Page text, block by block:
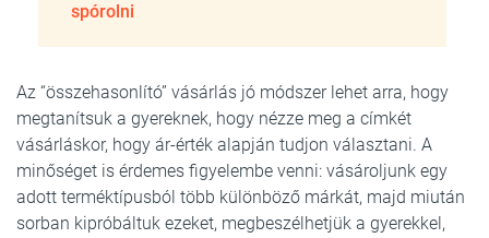
spórolni
Az “összehasonlító” vásárlás jó módszer lehet arra, hogy
megtanítsuk a gyereknek, hogy nézze meg a címkét
vásárláskor, hogy ár-érték alapján tudjon választani. A
minőséget is érdemes figyelembe venni: vásároljunk egy
adott terméktípusból több különböző márkát, majd miután
sorban kipróbáltuk ezeket, megbeszélhetjük a gyerekkel,